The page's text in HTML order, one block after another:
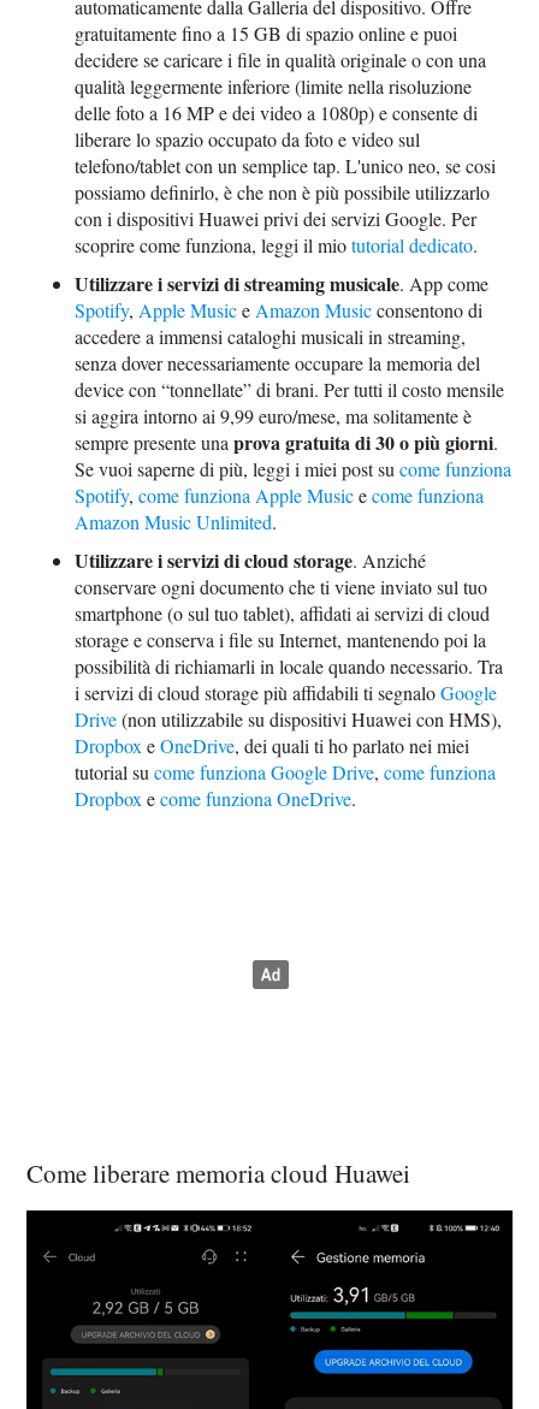
automaticamente dalla Galleria del dispositivo. Offre
gratuitamente fino a 15 GB di spazio online e puoi
decidere se caricare i file in qualità originale o con una
qualità leggermente inferiore (limite nella risoluzione
delle foto a 16 MP e dei video a 1080p) e consente di
liberare lo spazio occupato da foto e video sul
telefono/tablet con un semplice tap. L'unico neo, se cosi
possiamo definirlo, è che non è più possibile utilizzarlo
con i dispositivi Huawei privi dei servizi Google. Per
scoprire come funziona, leggi il miotutorial dedicato.
Utilizzare i servizi di streaming musicale. App come
Spotify, Apple Musice Amazon Musicconsentono di
accedere a immensi cataloghi musicali in streaming,
senza dover necessariamente occupare la memoria del
device con “tonnellate” di brani. Per tutti il costo mensile
si aggira intorno ai 9,99 euro/mese, ma solitamente è
sempre presente unaprova gratuita di 30 o più giorni.
Se vuoi saperne di più, leggi i miei post sucome funziona
Spotify,come funziona Apple Musicecome funziona
Amazon Music Unlimited.
Utilizzare i servizi di cloud storage. Anziché
conservare ogni documento che ti viene inviato sul tuo
smartphone (o sul tuo tablet), affidati ai servizi di cloud
storage e conserva i file su Internet, mantenendo poi la
possibilità di richiamarli in locale quando necessario. Tra
i servizi di cloud storage più affidabili ti segnaloGoogle
Drive(non utilizzabile su dispositivi Huawei con HMS),
Dropbox eOneDrive, dei quali ti ho parlato nei miei
tutorial sucome funziona Google Drive,come funziona
Dropbox ecome funziona OneDrive.
Come liberare memoria cloud Huawei